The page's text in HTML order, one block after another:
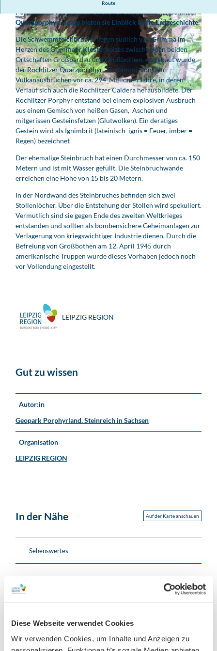
Diese Webseite verwendet Cookies
Wir verwenden Cookies, um Inhalte und Anzeigen zu
© Anja Hartmann, Geopark Porphyrland |CC-BY
© Anja Hartmann, Geopark Porphyrland | CC-BY
Route
Die aufgelassenen Steinbrüche mitten im Geopark
Porphyrland waren einst Quelle für den beliebten Rochlitzer
Quarzporphyr. Heute bieten sie Einblick in die Erdgeschichte.
Die Schwemmteichbrüche liegen südlich von Grimma im
Herzen des Grimmaer Klosterholzes zwischen den beiden
Ortschaften Großbardau und Großbothen. Abgebaut wurde
der Rochlitzer Quarzporphyr. Er stammt von den
Vulkanausbrüchen vor ca. 294 Millionen Jahre, in deren
Verlauf sich auch die Rochlitzer Caldera herausbildete. Der
Rochlitzer Porphyr entstand bei einem explosiven Ausbruch
aus einem Gemisch von heißen Gasen, Aschen und
mitgerissen Gesteinsfetzen (Glutwolken). Ein deratiges
Gestein wird als Ignimbrit (lateinisch ignis = Feuer, imber =
Regen) bezeichnet
Der ehemalige Steinbruch hat einen Durchmesser von ca. 150
Metern und ist mit Wasser gefüllt. Die Steinbruchwände
erreichen eine Höhe von 15 bis 20 Metern.
In der Nordwand des Steinbruches befinden sich zwei
Stollenlöcher. Über die Entstehung der Stollen wird spekuliert.
Vermutlich sind sie gegen Ende des zweiten Weltkrieges
entstanden und sollten als bombensichere Geheimanlagen zur
Verlagerung von kriegswichtiger Industrie dienen. Durch die
Befreiung von Großbothen am 12. April 1945 durch
amerikanische Truppen wurde dieses Vorhaben jedoch noch
vor Vollendung eingestellt.
LEIPZIG REGION
Gut zu wissen
Autor:in
Geopark Porphyrland. Steinreich in Sachsen
Organisation
LEIPZIG REGION
In der Nähe Auf der Karte anschauen
Sehenswertes
Kontaktdaten
04668Grimma
Anreise mit dem Auto
Anreise mit öffentlichen Verkehrsmitteln